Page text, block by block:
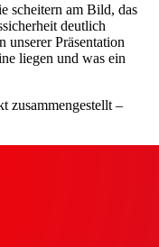
scheitern am Bild, das
deutlich
unserer Präsentation
liegen und was ein
zusammengestellt –